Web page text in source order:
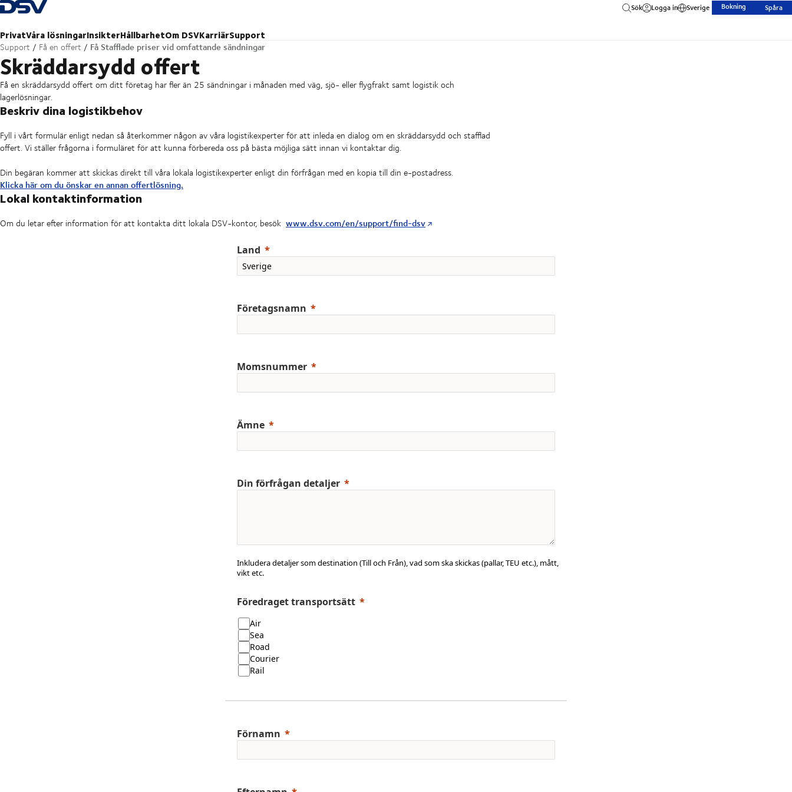
Tillbaka till hemsidan
PrivatVåra lösningarInsikterHållbarhetOm DSVKarriärSupport
Sök Logga in Sverige Bokning Spåra
Support Få en offert Få Stafflade priser vid omfattande sändningar
Skräddarsydd offert
Få en skräddarsydd offert om ditt företag har fler än 25 sändningar i månaden med väg, sjö- eller flygfrakt samt logistik och
lagerlösningar.
Beskriv dina logistikbehov
Fyll i vårt formulär enligt nedan så återkommer någon av våra logistikexperter för att inleda en dialog om en skräddarsydd och stafflad
offert. Vi ställer frågorna i formuläret för att kunna förbereda oss på bästa möjliga sätt innan vi kontaktar dig.
Din begäran kommer att skickas direkt till våra lokala logistikexperter enligt din förfrågan med en kopia till din e-postadress.
Klicka här om du önskar en annan offertlösning.
Lokal kontaktinformation
Om du letar efter information för att kontakta ditt lokala DSV-kontor, besök www.dsv.com/en/support/find-dsv
Land
Företagsnamn
Momsnummer
Ämne
Din förfrågan detaljer
Inkludera detaljer som destination (Till och Från), vad som ska skickas (pallar, TEU etc.), mått,
vikt etc.
Föredraget transportsätt
Air
Sea
Road
Courier
Rail
Förnamn